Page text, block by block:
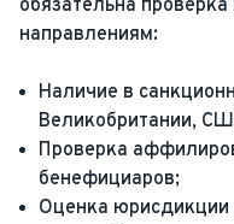
обязательна
направлениям:
Наличие в
Великобритании,
Проверка
бенефициаров;
Оценка юрисдикции